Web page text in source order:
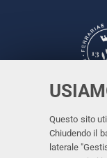
Questo sito
Chiudendo il
laterale